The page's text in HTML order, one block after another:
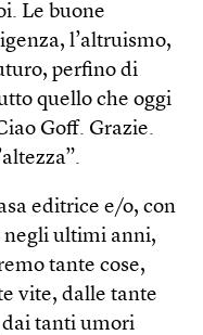
Le buone
l’altruismo,
perfino di
quello che oggi
Goff. Grazie.
editrice e/o, con
negli ultimi anni,
tante cose,
vite, dalle tante
tanti umori